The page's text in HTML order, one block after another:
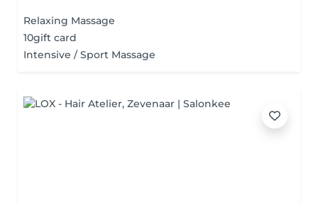
Relaxing Massage
10gift card
Intensive / Sport Massage